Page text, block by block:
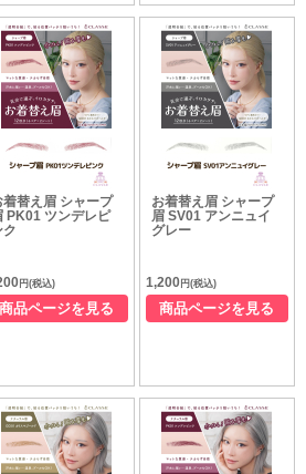
着替え眉 シャープ
PK01 ツンデレピ
ク
円(税込)
商品ページを見る
お着替え眉 シャープ
眉 SV01 アンニュイ
グレー
1,200円(税込)
商品ページを見る